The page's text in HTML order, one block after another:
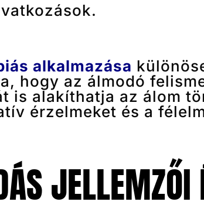
alkalmazása
hogy az álmodó
is alakíthatja az álom
érzelmeket és a
JELLEMZŐI